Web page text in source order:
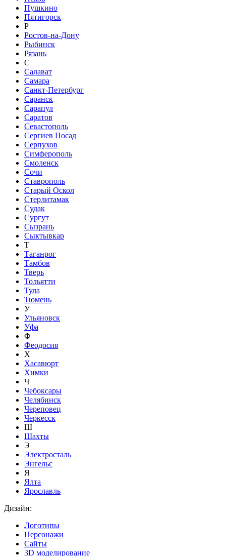
Пушкино
Пятигорск
Р
Ростов-на-Дону
Рыбинск
Рязань
С
Салават
Самара
Санкт-Петербург
Саранск
Сарапул
Саратов
Севастополь
Сергиев Посад
Серпухов
Симферополь
Смоленск
Сочи
Ставрополь
Старый Оскол
Стерлитамак
Судак
Сургут
Сызрань
Сыктывкар
Т
Таганрог
Тамбов
Тверь
Тольятти
Тула
Тюмень
У
Ульяновск
Уфа
Ф
Феодосия
Х
Хасавюрт
Химки
Ч
Чебоксары
Челябинск
Череповец
Черкесск
Ш
Шахты
Э
Электросталь
Энгельс
Я
Ялта
Ярославль
Дизайн:
Логотипы
Персонажи
Сайты
3D моделирование